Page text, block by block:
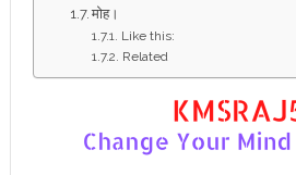
मोह।
Like this:
Related